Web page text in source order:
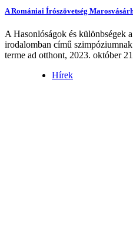
A Romániai Írószövetség
A Hasonlóságok és különbségek
irodalomban című
terme ad otthont, 2023. október
Hírek